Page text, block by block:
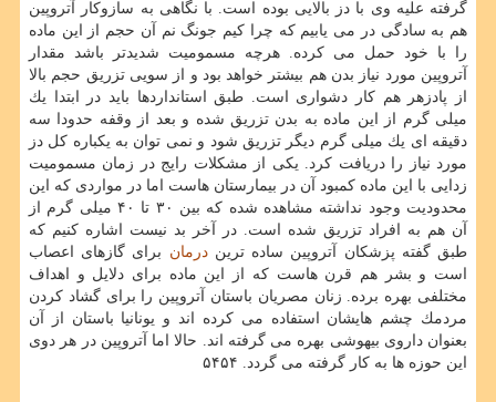
گرفته علیه وی با دز بالایی بوده است. با نگاهی به سازوكار آتروپین
هم به سادگی در می یابیم كه چرا كیم جونگ نم آن حجم از این ماده
را با خود حمل می كرده. هرچه مسمومیت شدیدتر باشد مقدار
آتروپین مورد نیاز بدن هم بیشتر خواهد بود و از سویی تزریق حجم بالا
از پادزهر هم كار دشواری است. طبق استانداردها باید در ابتدا یك
میلی گرم از این ماده به بدن تزریق شده و بعد از وقفه حدودا سه
دقیقه ای یك میلی گرم دیگر تزریق شود و نمی توان به یكباره كل دز
مورد نیاز را دریافت كرد. یكی از مشكلات رایج در زمان مسمومیت
زدایی با این ماده كمبود آن در بیمارستان هاست اما در مواردی كه این
محدودیت وجود نداشته مشاهده شده كه بین ۳۰ تا ۴۰ میلی گرم از
آن هم به افراد تزریق شده است. در آخر بد نیست اشاره كنیم كه
طبق گفته پزشكان آتروپین ساده تریندرمان برای گازهای اعصاب
است و بشر هم قرن هاست كه از این ماده برای دلایل و اهداف
مختلفی بهره برده. زنان مصریان باستان آتروپین را برای گشاد كردن
مردمك چشم هایشان استفاده می كرده اند و یونانیا باستان از آن
بعنوان داروی بیهوشی بهره می گرفته اند. حالا اما آتروپین در هر دوی
این حوزه ها به كار گرفته می گردد. ۵۴۵۴